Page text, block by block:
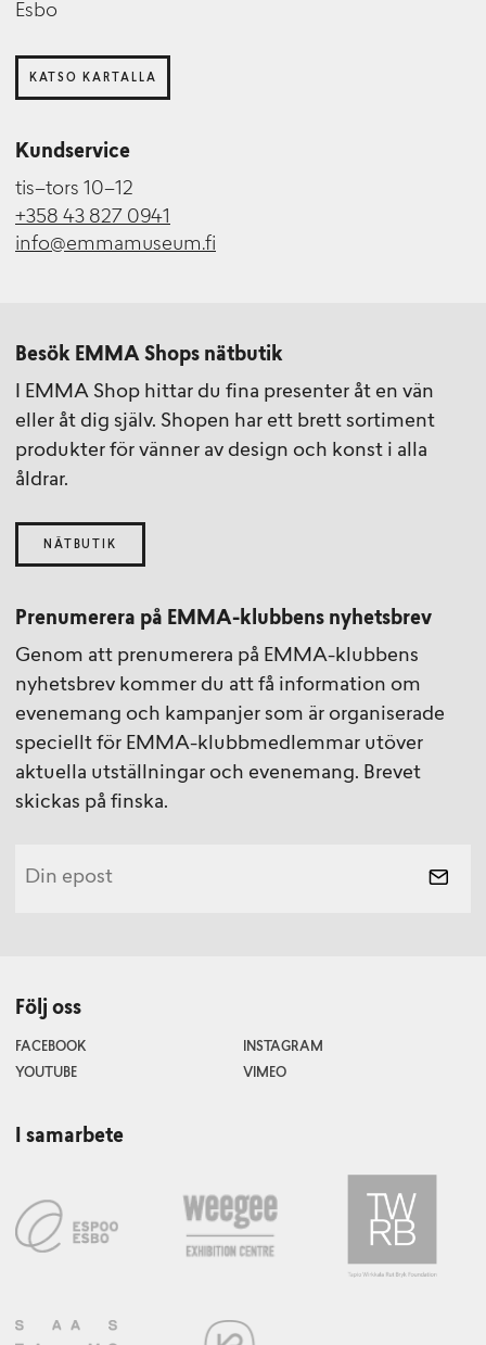
Esbo
KATSO KARTALLA
Kundservice
tis–tors 10–12
+358 43 827 0941
info@emmamuseum.fi
Besök EMMA Shops nätbutik
I EMMA Shop hittar du fina presenter åt en vän
eller åt dig själv. Shopen har ett brett sortiment
produkter för vänner av design och konst i alla
åldrar.
NÄTBUTIK
Prenumerera på EMMA-klubbens nyhetsbrev
Genom att prenumerera på EMMA-klubbens
nyhetsbrev kommer du att få information om
evenemang och kampanjer som är organiserade
speciellt för EMMA-klubbmedlemmar utöver
aktuella utställningar och evenemang. Brevet
skickas på finska.
Följ oss
FACEBOOK
INSTAGRAM
YOUTUBE
VIMEO
I samarbete